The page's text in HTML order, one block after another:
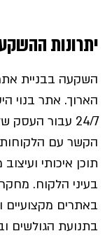
יתרונות
השקעה בבניית
הארוך. אתר בנוי
24/7 עבור
הקשר עם הלקוחות
תוכן איכותי
בעיני הלקוח.
באתרים מקצועיים
בתנועת הגולשים